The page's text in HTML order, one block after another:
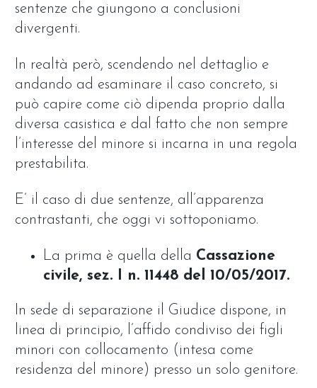
sentenze che giungono a conclusioni
divergenti.
In realtà però, scendendo nel dettaglio e
andando ad esaminare il caso concreto, si
può capire come ciò dipenda proprio dalla
diversa casistica e dal fatto che non sempre
l’interesse del minore si incarna in una regola
prestabilita.
E’ il caso di due sentenze, all’apparenza
contrastanti, che oggi vi sottoponiamo.
La prima è quella della Cassazione
civile, sez. I n. 11448 del 10/05/2017.
In sede di separazione il Giudice dispone, in
linea di principio, l’affido condiviso dei figli
minori con collocamento (intesa come
residenza del minore) presso un solo genitore.